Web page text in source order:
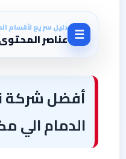
☰ دليل سريع لأقسام
عناصر
أفضل
الدمام الي